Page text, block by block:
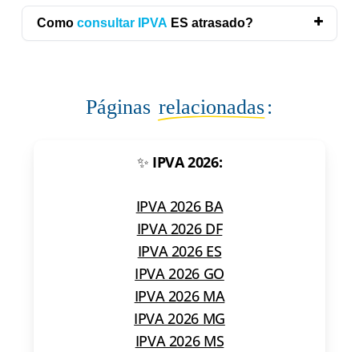
Como consultar IPVA ES atrasado?
Páginas relacionadas:
✨ IPVA 2026:
IPVA 2026 BA
IPVA 2026 DF
IPVA 2026 ES
IPVA 2026 GO
IPVA 2026 MA
IPVA 2026 MG
IPVA 2026 MS